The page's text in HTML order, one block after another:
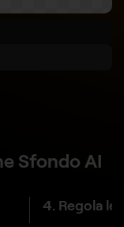
Sfondo AI
4. Regola le